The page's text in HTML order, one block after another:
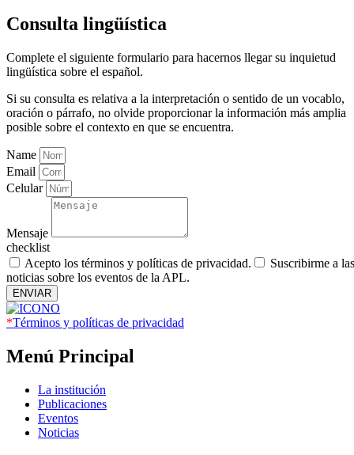
Consulta lingüística
Complete el siguiente formulario para hacernos llegar su inquietud
lingüística sobre el español.
Si su consulta es relativa a la interpretación o sentido de un vocablo,
oración o párrafo, no olvide proporcionar la información más amplia
posible sobre el contexto en que se encuentra.
Name
Email
Celular
Mensaje
checklist
Acepto los términos y políticas de privacidad.
Suscribirme a las
noticias sobre los eventos de la APL.
ENVIAR
*Términos y políticas de privacidad
Menú Principal
La institución
Publicaciones
Eventos
Noticias